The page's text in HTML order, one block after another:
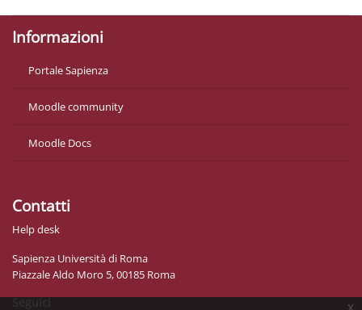
x
Informazioni
Portale Sapienza
Moodle community
Moodle Docs
Contatti
Help desk
Sapienza Università di Roma
Piazzale Aldo Moro 5, 00185 Roma
Seguici